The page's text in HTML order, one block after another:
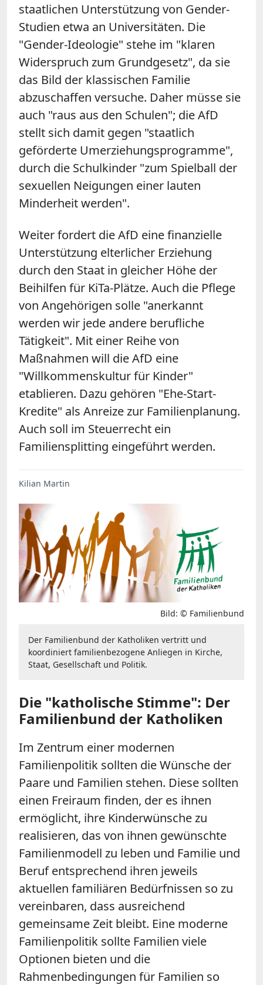
staatlichen Unterstützung von Gender-
Studien etwa an Universitäten. Die
"Gender-Ideologie" stehe im "klaren
Widerspruch zum Grundgesetz", da sie
das Bild der klassischen Familie
abzuschaffen versuche. Daher müsse sie
auch "raus aus den Schulen"; die AfD
stellt sich damit gegen "staatlich
geförderte Umerziehungsprogramme",
durch die Schulkinder "zum Spielball der
sexuellen Neigungen einer lauten
Minderheit werden".
Weiter fordert die AfD eine finanzielle
Unterstützung elterlicher Erziehung
durch den Staat in gleicher Höhe der
Beihilfen für KiTa-Plätze. Auch die Pflege
von Angehörigen solle "anerkannt
werden wir jede andere berufliche
Tätigkeit". Mit einer Reihe von
Maßnahmen will die AfD eine
"Willkommenskultur für Kinder"
etablieren. Dazu gehören "Ehe-Start-
Kredite" als Anreize zur Familienplanung.
Auch soll im Steuerrecht ein
Familiensplitting eingeführt werden.
Kilian Martin
Bild: © Familienbund
Der Familienbund der Katholiken vertritt und
koordiniert familienbezogene Anliegen in Kirche,
Staat, Gesellschaft und Politik.
Die "katholische Stimme": Der
Familienbund der Katholiken
Im Zentrum einer modernen
Familienpolitik sollten die Wünsche der
Paare und Familien stehen. Diese sollten
einen Freiraum finden, der es ihnen
ermöglicht, ihre Kinderwünsche zu
realisieren, das von ihnen gewünschte
Familienmodell zu leben und Familie und
Beruf entsprechend ihren jeweils
aktuellen familiären Bedürfnissen so zu
vereinbaren, dass ausreichend
gemeinsame Zeit bleibt. Eine moderne
Familienpolitik sollte Familien viele
Optionen bieten und die
Rahmenbedingungen für Familien so